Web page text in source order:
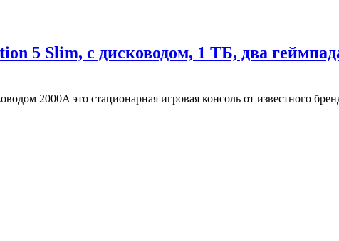
5 Slim, с дисководом, 1 ТБ, два
2000A это стационарная игровая консоль от известного